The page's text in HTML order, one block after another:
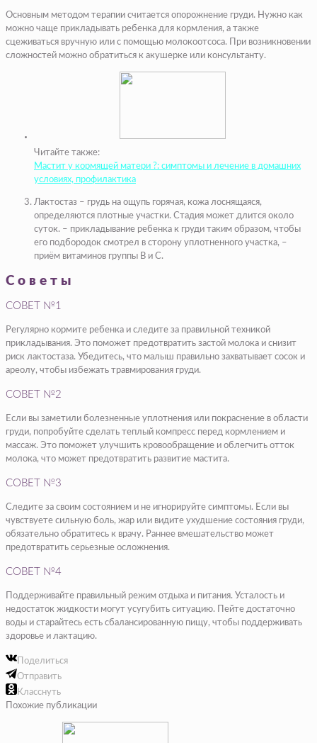
Основным методом терапии считается опорожнение груди. Нужно как
можно чаще прикладывать ребенка для кормления, а также
сцеживаться вручную или с помощью молокоотсоса. При возникновении
сложностей можно обратиться к акушерке или консультанту.
Читайте также:
Мастит у кормящей матери ?: симптомы и лечение в домашних
условиях, профилактика
Лактостаз – грудь на ощупь горячая, кожа лоснящаяся,
определяются плотные участки. Стадия может длится около
суток. – прикладывание ребенка к груди таким образом, чтобы
его подбородок смотрел в сторону уплотненного участка, –
приём витаминов группы В и С.
Советы
СОВЕТ №1
Регулярно кормите ребенка и следите за правильной техникой
прикладывания. Это поможет предотвратить застой молока и снизит
риск лактостаза. Убедитесь, что малыш правильно захватывает сосок и
ареолу, чтобы избежать травмирования груди.
СОВЕТ №2
Если вы заметили болезненные уплотнения или покраснение в области
груди, попробуйте сделать теплый компресс перед кормлением и
массаж. Это поможет улучшить кровообращение и облегчить отток
молока, что может предотвратить развитие мастита.
СОВЕТ №3
Следите за своим состоянием и не игнорируйте симптомы. Если вы
чувствуете сильную боль, жар или видите ухудшение состояния груди,
обязательно обратитесь к врачу. Раннее вмешательство может
предотвратить серьезные осложнения.
СОВЕТ №4
Поддерживайте правильный режим отдыха и питания. Усталость и
недостаток жидкости могут усугубить ситуацию. Пейте достаточно
воды и старайтесь есть сбалансированную пищу, чтобы поддерживать
здоровье и лактацию.
Поделиться
Отправить
Класснуть
Похожие публикации